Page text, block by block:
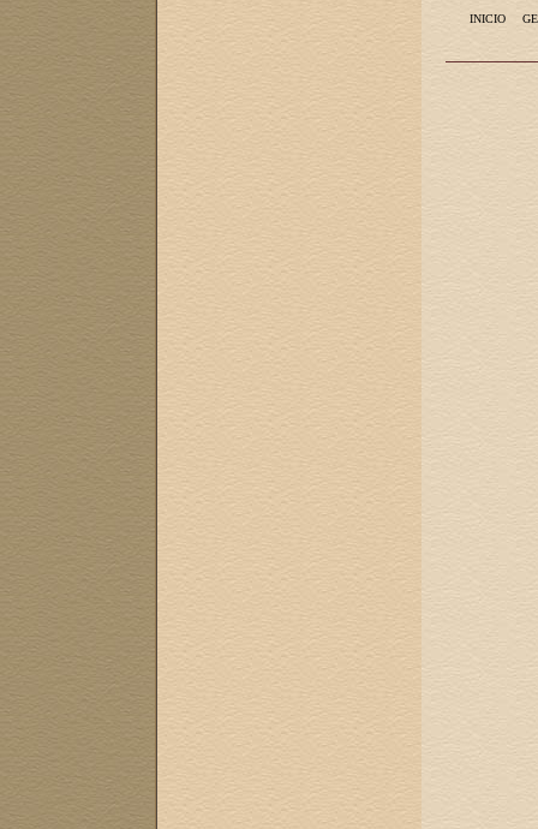
INICIO